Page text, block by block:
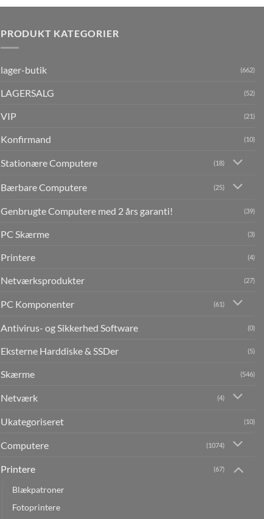
PRODUKT KATEGORIER
lager-butik (662)
LAGERSALG (52)
VIP (21)
Konfirmand (10)
Stationære Computere (18)
Bærbare Computere (25)
Genbrugte Computere med 2 års garanti! (39)
PC Skærme (3)
Printere (4)
Netværksprodukter (27)
PC Komponenter (61)
Antivirus- og Sikkerhed Software (0)
Eksterne Harddiske & SSDer (5)
Skærme (546)
Netværk (4)
Ukategoriseret (10)
Computere (1074)
Printere (67)
Blækpatroner
Fotoprintere